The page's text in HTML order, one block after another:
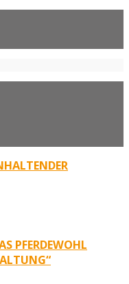
PFERDEWOHL